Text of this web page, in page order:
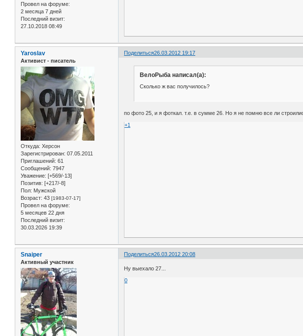
Провел на форуме:
2 месяца 7 дней
Последний визит:
27.10.2018 08:49
Поделиться26.03.2012 19:17
Yaroslav
Активист - писатель
Откуда: Херсон
Зарегистрирован: 07.05.2011
Приглашений: 61
Сообщений: 7947
Уважение: [+569/-13]
Позитив: [+217/-8]
Пол: Мужской
Возраст: 43 [1983-07-17]
Провел на форуме:
5 месяцев 22 дня
Последний визит:
30.03.2026 19:39
ВелоРыба написал(а):
Сколько ж вас получилось?
по фото 25, и я фоткал. т.е. в сумме 26. Но я не помню все ли
+1
Поделиться26.03.2012 20:08
Snaiper
Активный участник
Ну выехало 27...
0